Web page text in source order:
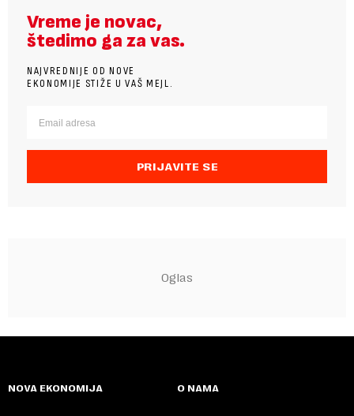
Vreme je novac,
štedimo ga za vas.
NAJVREDNIJE OD NOVE
EKONOMIJE STIŽE U VAŠ MEJL.
PRIJAVITE SE
NOVA EKONOMIJA O NAMA